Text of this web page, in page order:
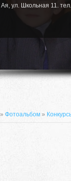
ул. Школьная 11.
» Фотоальбом »